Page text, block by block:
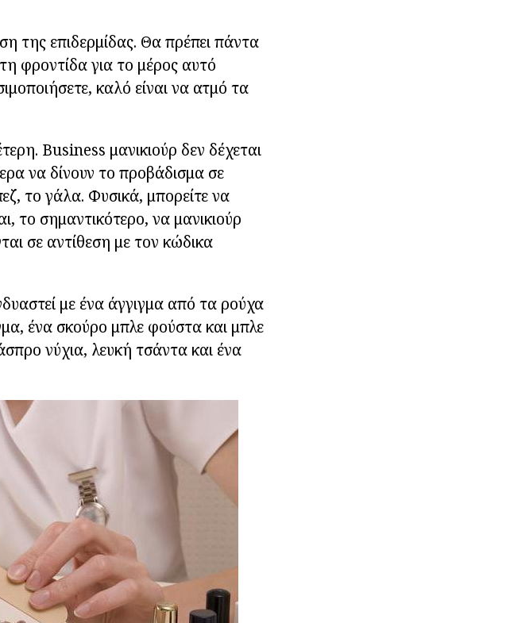
της επιδερμίδας. Θα πρέπει πάντα
φροντίδα για το μέρος αυτό
καλό είναι να ατμό τα
Business μανικιούρ δεν δέχεται
να δίνουν το προβάδισμα σε
το γάλα. Φυσικά, μπορείτε να
το σημαντικότερο, να μανικιούρ
σε αντίθεση με τον κώδικα
με ένα άγγιγμα από τα ρούχα
ένα σκούρο μπλε φούστα και μπλε
νύχια, λευκή τσάντα και ένα